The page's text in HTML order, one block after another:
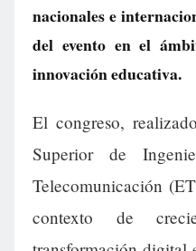
nacionales e
del evento en el
innovación educativa.
El congreso,
Superior de
Telecomunicación
contexto de